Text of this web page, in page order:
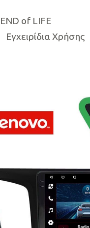
END of LIFE
Εγχειρίδια Χρήσης